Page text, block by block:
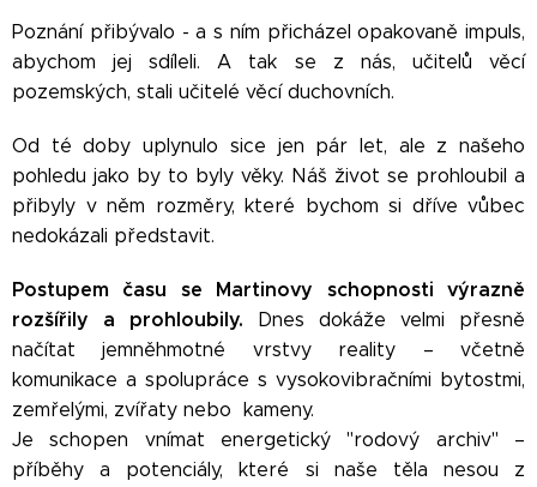
Poznání přibývalo - a s ním přicházel opakovaně impuls,
abychom jej sdíleli. A tak se z nás, učitelů věcí
pozemských, stali učitelé věcí duchovních.
Od té doby uplynulo sice jen pár let, ale z našeho
pohledu jako by to byly věky. Náš život se prohloubil a
přibyly v něm rozměry, které bychom si dříve vůbec
nedokázali představit.
Postupem času se Martinovy schopnosti výrazně
rozšířily a prohloubily. Dnes dokáže velmi přesně
načítat jemněhmotné vrstvy reality – včetně
komunikace a spolupráce s vysokovibračními bytostmi,
zemřelými, zvířaty nebo kameny.
Je schopen vnímat energetický "rodový archiv" –
příběhy a potenciály, které si naše těla nesou z